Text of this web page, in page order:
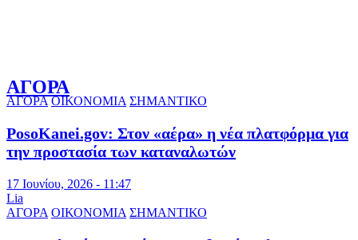
ΑΓΟΡΑ
ΑΓΟΡΑ ΟΙΚΟΝΟΜΙΑ ΣΗΜΑΝΤΙΚΟ
PosoKanei.gov: Στον «αέρα» η νέα πλατφόρμα για
την προστασία των καταναλωτών
17 Ιουνίου, 2026 - 11:47
Lia
ΑΓΟΡΑ ΟΙΚΟΝΟΜΙΑ ΣΗΜΑΝΤΙΚΟ